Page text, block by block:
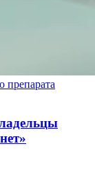
препарата